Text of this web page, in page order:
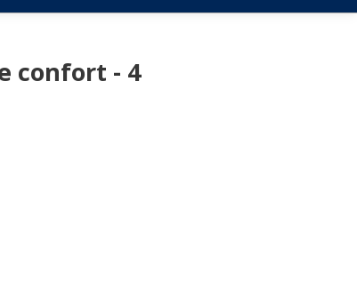
confort - 4